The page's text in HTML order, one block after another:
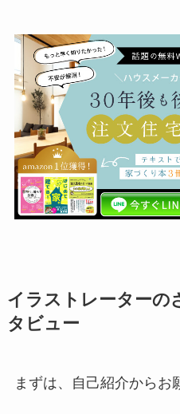
イラストレーターの
タビュー
まずは、自己紹介からお